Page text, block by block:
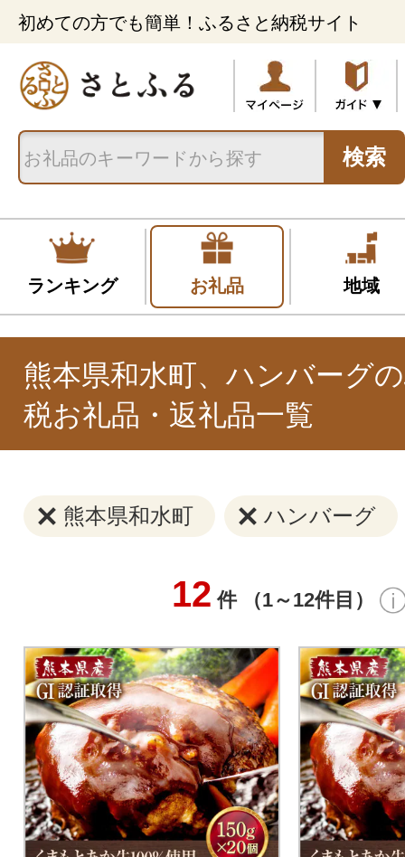
初めての方でも簡単！ふるさと納税サイト
検索
ランキング お礼品 地域
熊本県和水町、ハンバーグ
税お礼品・返礼品一覧
熊本県和水町 ハンバーグ
12 件 （1～12件目）